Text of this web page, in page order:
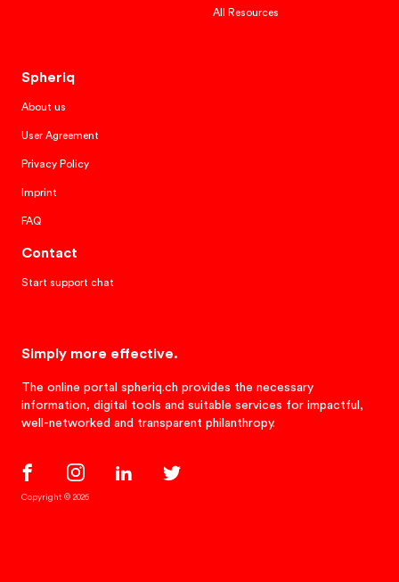
All Resources
Spheriq
About us
User Agreement
Privacy Policy
Imprint
FAQ
Contact
Start support chat
Simply more effective.
The online portal spheriq.ch provides the necessary
information, digital tools and suitable services for impactful,
well-networked and transparent philanthropy.
Copyright © 2026